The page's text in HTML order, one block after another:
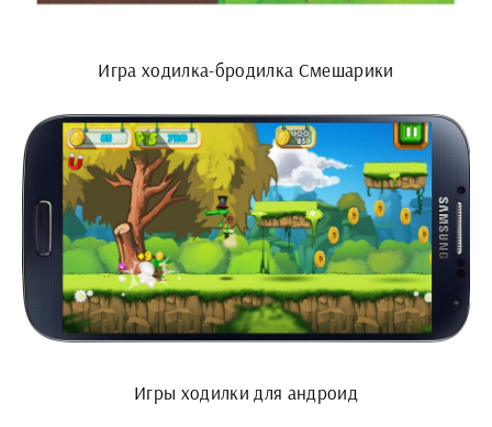
Игра ходилка-бродилка Смешарики
Игры ходилки для андроид